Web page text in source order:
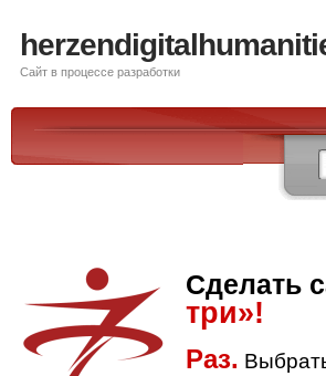
Сайт в процессе разработки
Сделать
три»!
Раз.